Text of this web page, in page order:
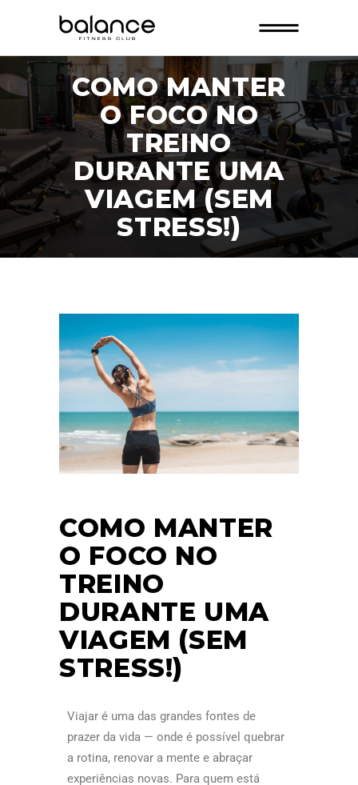
COMO MANTER
O FOCO NO
TREINO
DURANTE UMA
VIAGEM (SEM
STRESS!)
COMO MANTER
O FOCO NO
TREINO
DURANTE UMA
VIAGEM (SEM
STRESS!)
Viajar é uma das grandes fontes de
prazer da vida — onde é possível quebrar
a rotina, renovar a mente e abraçar
experiências novas. Para quem está